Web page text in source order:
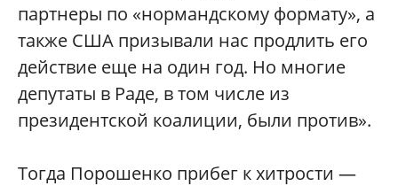
партнеры по «нормандскому формату», а
также США призывали нас продлить его
действие еще на один год. Но многие
депутаты в Раде, в том числе из
президентской коалиции, были против».
Тогда Порошенко прибег к хитрости —